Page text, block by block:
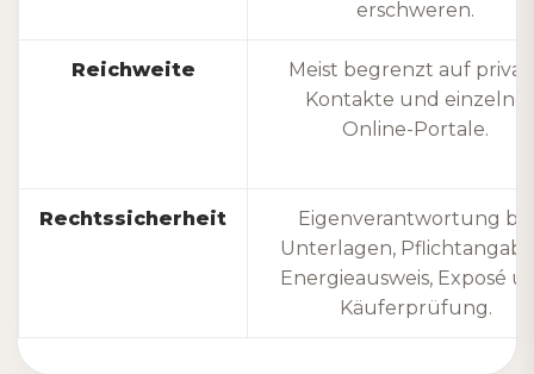
erschweren.
Reichweite
Meist begrenzt auf
Kontakte und einzelne
Online-Portale.
Rechtssicherheit
Eigenverantwortung bei
Unterlagen,
Energieausweis, Exposé
Käuferprüfung.